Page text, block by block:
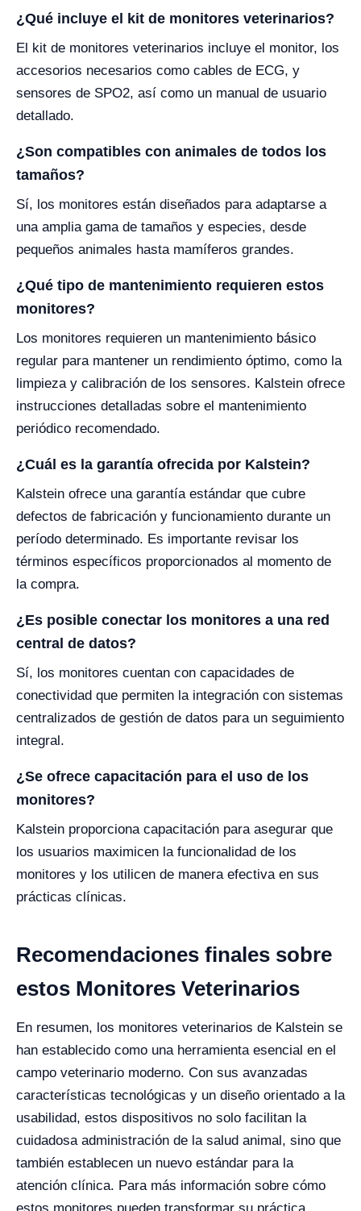
¿Qué incluye el kit de monitores veterinarios?
El kit de monitores veterinarios incluye el monitor, los
accesorios necesarios como cables de ECG, y
sensores de SPO2, así como un manual de usuario
detallado.
¿Son compatibles con animales de todos los
tamaños?
Sí, los monitores están diseñados para adaptarse a
una amplia gama de tamaños y especies, desde
pequeños animales hasta mamíferos grandes.
¿Qué tipo de mantenimiento requieren estos
monitores?
Los monitores requieren un mantenimiento básico
regular para mantener un rendimiento óptimo, como la
limpieza y calibración de los sensores. Kalstein ofrece
instrucciones detalladas sobre el mantenimiento
periódico recomendado.
¿Cuál es la garantía ofrecida por Kalstein?
Kalstein ofrece una garantía estándar que cubre
defectos de fabricación y funcionamiento durante un
período determinado. Es importante revisar los
términos específicos proporcionados al momento de
la compra.
¿Es posible conectar los monitores a una red
central de datos?
Sí, los monitores cuentan con capacidades de
conectividad que permiten la integración con sistemas
centralizados de gestión de datos para un seguimiento
integral.
¿Se ofrece capacitación para el uso de los
monitores?
Kalstein proporciona capacitación para asegurar que
los usuarios maximicen la funcionalidad de los
monitores y los utilicen de manera efectiva en sus
prácticas clínicas.
Recomendaciones finales sobre
estos Monitores Veterinarios
En resumen, los monitores veterinarios de Kalstein se
han establecido como una herramienta esencial en el
campo veterinario moderno. Con sus avanzadas
características tecnológicas y un diseño orientado a la
usabilidad, estos dispositivos no solo facilitan la
cuidadosa administración de la salud animal, sino que
también establecen un nuevo estándar para la
atención clínica. Para más información sobre cómo